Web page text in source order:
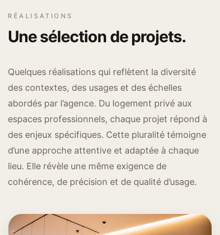
RÉALISATIONS
Une sélection de projets.
Quelques réalisations qui reflètent la diversité
des contextes, des usages et des échelles
abordés par l’agence. Du logement privé aux
espaces professionnels, chaque projet répond à
des enjeux spécifiques. Cette pluralité témoigne
d’une approche attentive et adaptée à chaque
lieu. Elle révèle une même exigence de
cohérence, de précision et de qualité d’usage.